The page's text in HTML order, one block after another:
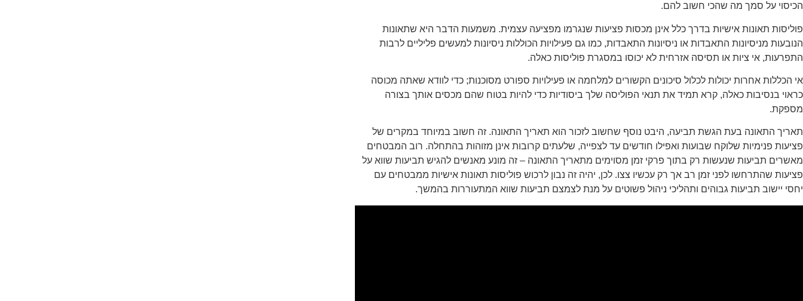
הכיסוי על סמך מה שהכי חשוב להם.
פוליסות תאונות אישיות בדרך כלל אינן מכסות פציעות שנגרמו מפציעה עצמית. משמעות הדבר היא שתאונות
הנובעות מניסיונות התאבדות או ניסיונות התאבדות, כמו גם פעילויות הכוללות ניסיונות למעשים פליליים לרבות
התפרעות, אי ציות או תסיסה אזרחית לא יכוסו במסגרת פוליסות כאלה.
אי הכללות אחרות יכולות לכלול סיכונים הקשורים למלחמה או פעילויות ספורט מסוכנות; כדי לוודא שאתה מכוסה
כראוי בנסיבות כאלה, קרא תמיד את תנאי הפוליסה שלך ביסודיות כדי להיות בטוח שהם מכסים אותך בצורה
מספקת.
תאריך התאונה בעת הגשת תביעה, היבט נוסף שחשוב לזכור הוא תאריך התאונה. זה חשוב במיוחד במקרים של
פציעות פנימיות שלוקח שבועות ואפילו חודשים עד לצפייה, שלעתים קרובות אינן מזוהות בהתחלה. רוב המבטחים
מאשרים תביעות שנעשות רק בתוך פרקי זמן מסוימים מתאריך התאונה – זה מונע מאנשים להגיש תביעות שווא על
פציעות שהתרחשו לפני זמן רב אך רק עכשיו צצו. לכן, יהיה זה נבון לרכוש פוליסות תאונות אישיות ממבטחים עם
יחסי יישוב תביעות גבוהים ותהליכי ניהול פשוטים על מנת לצמצם תביעות שווא המתעוררות בהמשך.